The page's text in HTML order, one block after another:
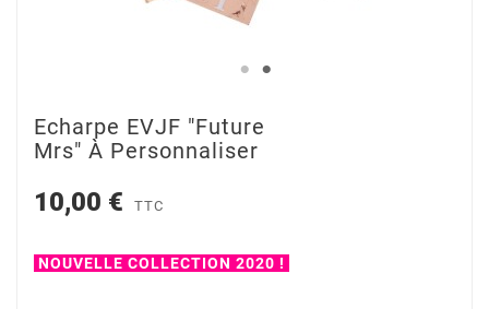
Echarpe EVJF "Future
Mrs" À Personnaliser
10,00 € TTC
NOUVELLE COLLECTION 2020 !